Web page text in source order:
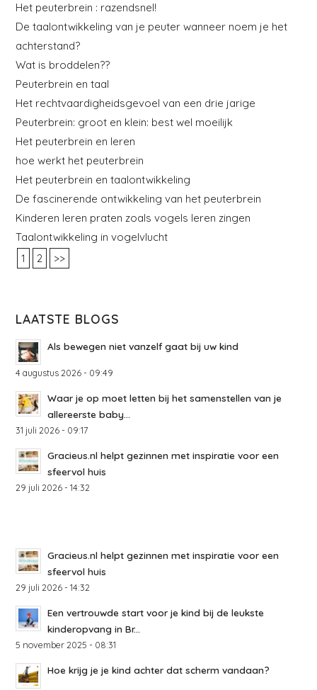
Het peuterbrein : razendsnel!
De taalontwikkeling van je peuter wanneer noem je het
achterstand?
Wat is broddelen??
Peuterbrein en taal
Het rechtvaardigheidsgevoel van een drie jarige
Peuterbrein: groot en klein: best wel moeilijk
Het peuterbrein en leren
hoe werkt het peuterbrein
Het peuterbrein en taalontwikkeling
De fascinerende ontwikkeling van het peuterbrein
Kinderen leren praten zoals vogels leren zingen
Taalontwikkeling in vogelvlucht
1
2 >>
LAATSTE BLOGS
Als bewegen niet vanzelf gaat bij uw kind
4 augustus 2026 - 09:49
Waar je op moet letten bij het samenstellen van je
allereerste baby...
31 juli 2026 - 09:17
Gracieus.nl helpt gezinnen met inspiratie voor een
sfeervol huis
29 juli 2026 - 14:32
Gracieus.nl helpt gezinnen met inspiratie voor een
sfeervol huis
29 juli 2026 - 14:32
Een vertrouwde start voor je kind bij de leukste
kinderopvang in Br...
5 november 2025 - 08:31
Hoe krijg je je kind achter dat scherm vandaan?